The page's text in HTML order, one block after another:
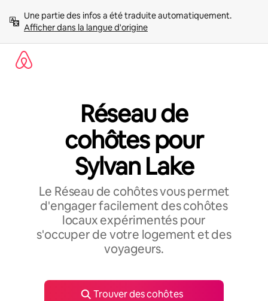
directement
contenu
Afficher dans la langue d'origine
Réseau de
cohôtes pour
Sylvan Lake
Le Réseau de cohôtes vous permet
d'engager facilement des cohôtes
locaux expérimentés pour
s'occuper de votre logement et des
voyageurs.
Trouver des cohôtes